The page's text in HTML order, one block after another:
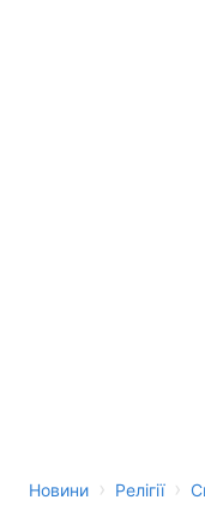
Новини › Релігії ›